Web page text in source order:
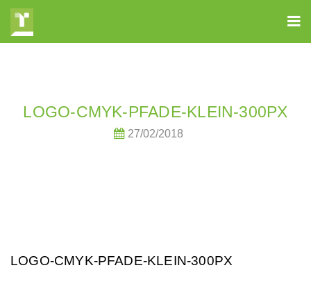
LOGO-CMYK-PFADE-KLEIN-300PX
27/02/2018
LOGO-CMYK-PFADE-KLEIN-300PX